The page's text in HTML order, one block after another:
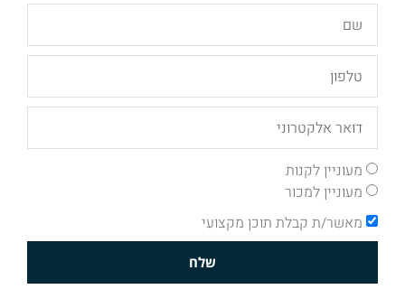
מעוניין לקנות
מעוניין למכור
מאשר/ת קבלת תוכן מקצועי
שלח